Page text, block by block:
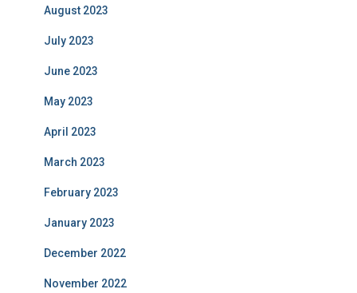
August 2023
July 2023
June 2023
May 2023
April 2023
March 2023
February 2023
January 2023
December 2022
November 2022